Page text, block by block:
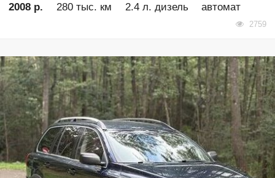
2008 р.
280 тыс. км 2.4 л. дизель автомат
2759